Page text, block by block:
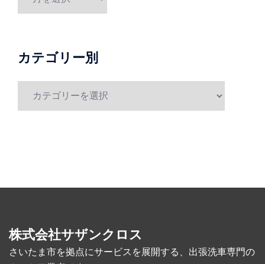
カテゴリー別
株式会社サザンクロス
さいたま市を拠点にサービスを展開する、出張洗車専門の